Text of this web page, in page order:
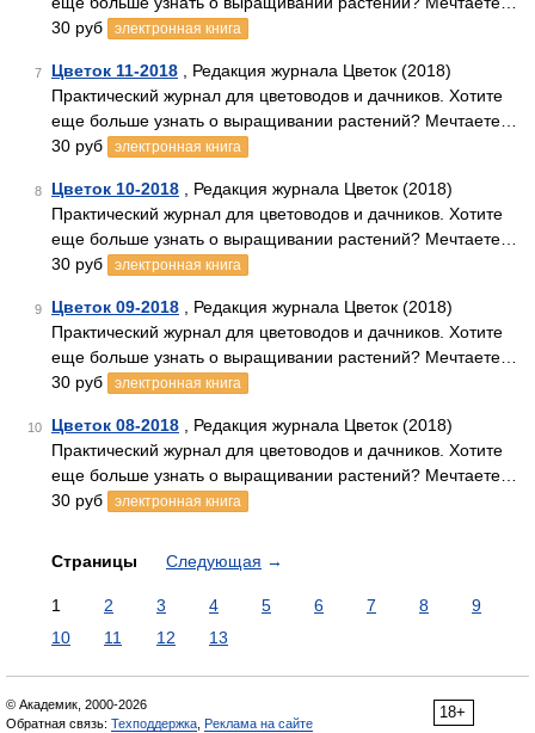
30 руб
электронная книга
7 Цветок 11-2018 , Редакция журнала Цветок (2018)
Практический журнал для цветоводов и дачников. Хотите
еще больше узнать о выращивании растений? Мечтаете…
30 руб
электронная книга
8 Цветок 10-2018 , Редакция журнала Цветок (2018)
Практический журнал для цветоводов и дачников. Хотите
еще больше узнать о выращивании растений? Мечтаете…
30 руб
электронная книга
9 Цветок 09-2018 , Редакция журнала Цветок (2018)
Практический журнал для цветоводов и дачников. Хотите
еще больше узнать о выращивании растений? Мечтаете…
30 руб
электронная книга
10 Цветок 08-2018 , Редакция журнала Цветок (2018)
Практический журнал для цветоводов и дачников. Хотите
еще больше узнать о выращивании растений? Мечтаете…
30 руб
электронная книга
Страницы Следующая →
1 2 3 4 5 6 7 8
9
10
11 12 13
18+
© Академик, 2000-2026
Обратная связь: Техподдержка Реклама на сайте